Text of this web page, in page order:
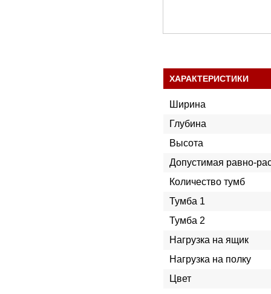
ХАРАКТЕРИСТИКИ
Ширина
Глубина
Высота
Допустимая равно-
Количество тумб
Тумба 1
Тумба 2
Нагрузка на ящик
Нагрузка на полку
Цвет